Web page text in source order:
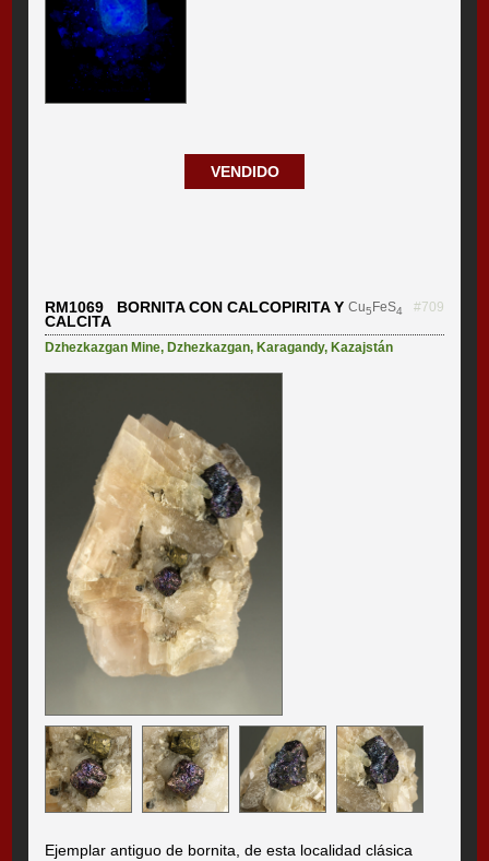
VENDIDO
RM1069 BORNITA CON CALCOPIRITA Y
CALCITA
Cu5 FeS4 #709
Dzhezkazgan Mine, Dzhezkazgan, Karagandy, Kazajstán
Ejemplar antiguo de bornita, de esta localidad clásica